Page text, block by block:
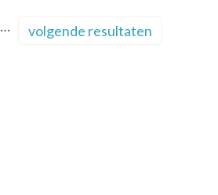
…
volgende resultaten